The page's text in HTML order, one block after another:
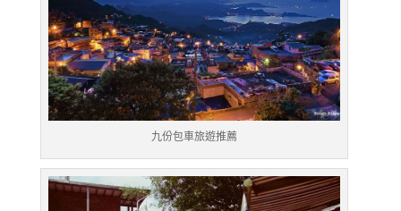
九份包車旅遊推薦